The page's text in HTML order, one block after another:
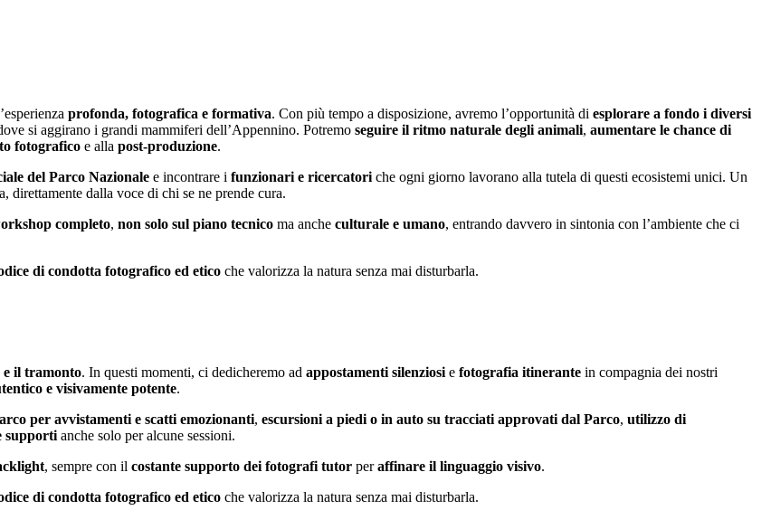
profonda, fotografica e formativa. Con più tempo a disposizione, avremo l’opportunità di esplorare a fondo i diversi
si aggirano i grandi mammiferi dell’Appennino. Potremo seguire il ritmo naturale degli animali, aumentare le chance di
fotografico e alla post-produzione.
del Parco Nazionale e incontrare i funzionari e ricercatori che ogni giorno lavorano alla tutela di questi ecosistemi unici. Un
direttamente dalla voce di chi se ne prende cura.
completo, non solo sul piano tecnico ma anche culturale e umano, entrando davvero in sintonia con l’ambiente che ci
di condotta fotografico ed etico che valorizza la natura senza mai disturbarla.
e il tramonto. In questi momenti, ci dedicheremo ad appostamenti silenziosi e fotografia itinerante in compagnia dei nostri
e visivamente potente.
per avvistamenti e scatti emozionanti, escursioni a piedi o in auto su tracciati approvati dal Parco, utilizzo di
supporti anche solo per alcune sessioni.
, sempre con il costante supporto dei fotografi tutor peraffinare il linguaggio visivo.
di condotta fotografico ed etico che valorizza la natura senza mai disturbarla.